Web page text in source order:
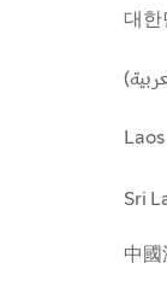
대한
Laos
Sri
中